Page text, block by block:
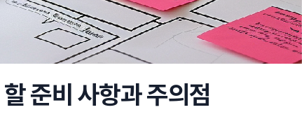
준비 사항과 주의점